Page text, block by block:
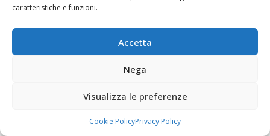
caratteristiche e funzioni.
Accetta
Nega
Visualizza le preferenze
Cookie PolicyPrivacy Policy
abilitare questo contenuto